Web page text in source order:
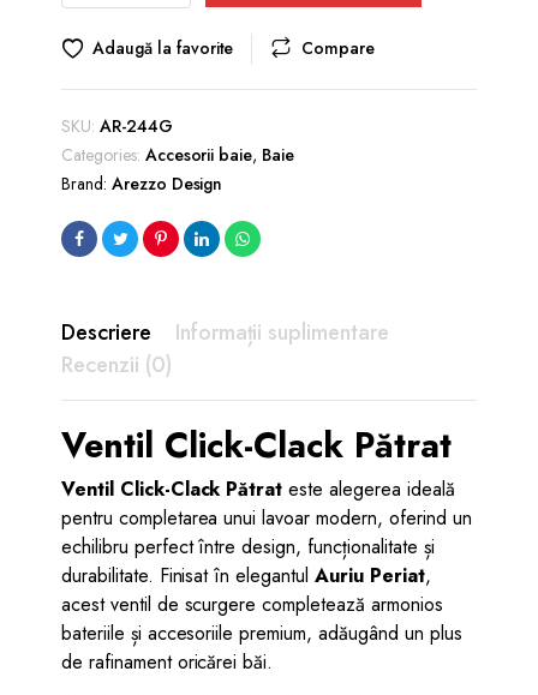
Scurgere
Click-
Clack
Pătrat
pentru
Lavoar
Auriu
Periat
quantity
Adaugă la favorite Compare
SKU: AR-244G
Categories: Accesorii baie, Baie
Brand: Arezzo Design
Descriere
Informații suplimentare
Recenzii (0)
Ventil Click-Clack Pătrat
Ventil Click-Clack Pătrat este alegerea ideală
pentru completarea unui lavoar modern, oferind un
echilibru perfect între design, funcționalitate și
durabilitate. Finisat în elegantul Auriu Periat,
acest ventil de scurgere completează armonios
bateriile și accesoriile premium, adăugând un plus
de rafinament oricărei băi.